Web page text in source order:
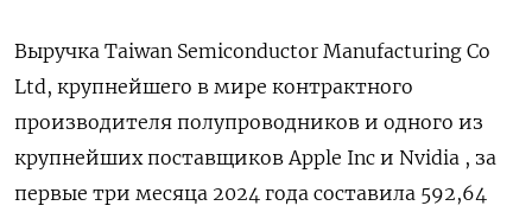
Выручка Taiwan Semiconductor Manufacturing Co
Ltd, крупнейшего в мире контрактного
производителя полупроводников и одного из
крупнейших поставщиков Apple Inc и Nvidia , за
первые три месяца 2024 года составила 592,64